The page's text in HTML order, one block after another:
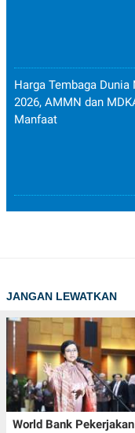
Harga Tembaga Dunia
2026, AMMN dan
Manfaat
JANGAN LEWATKAN
World Bank Pekerjakan